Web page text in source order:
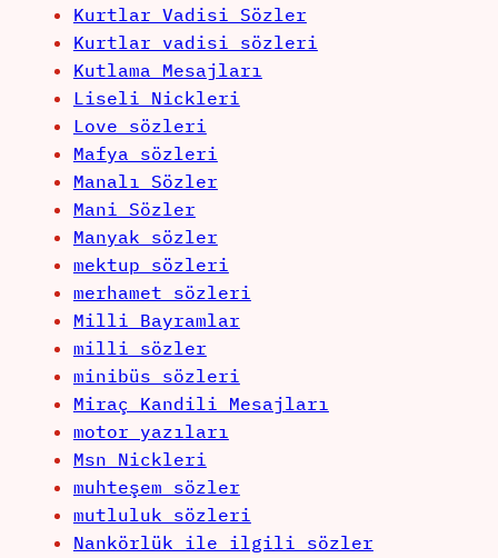
Kurtlar Vadisi Sözler
Kurtlar vadisi sözleri
Kutlama Mesajları
Liseli Nickleri
Love sözleri
Mafya sözleri
Manalı Sözler
Mani Sözler
Manyak sözler
mektup sözleri
merhamet sözleri
Milli Bayramlar
milli sözler
minibüs sözleri
Miraç Kandili Mesajları
motor yazıları
Msn Nickleri
muhteşem sözler
mutluluk sözleri
Nankörlük ile ilgili sözler